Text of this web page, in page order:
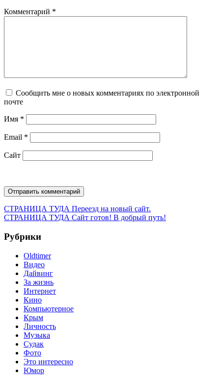
Комментарий *
Сообщить мне о новых комментариях по электронной
почте
Имя *
Email *
Сайт
Навигация
по
записям
СТРАНИЦА ТУДА Предыдущая
запись:
Переезд на новый сайт.
СТРАНИЦА ТУДА Следующая
Сайт готов! В добрый путь!
Рубрики
Oldtimer
Видео
Дайвинг
За жизнь
Интернет
Кино
Компьютерное
Крым
Личность
Музыка
Судак
Фото
Это интересно
Юмор